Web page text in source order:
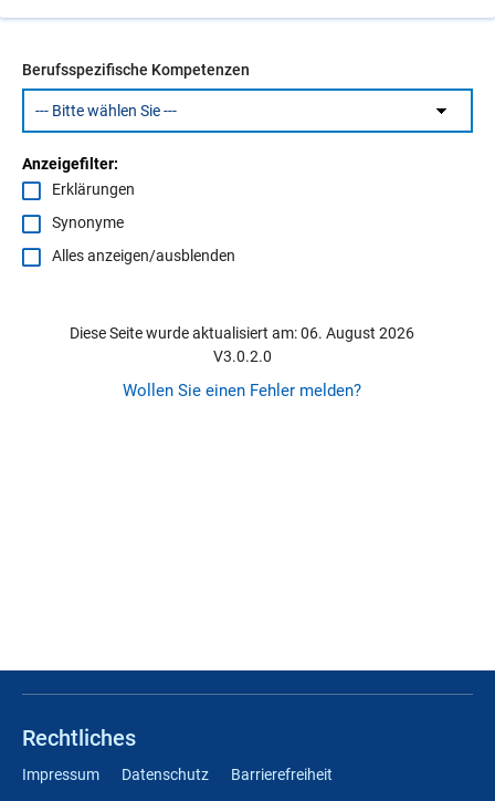
Berufsspezifische Kompetenzen
Anzeigefilter:
Erklärungen
Synonyme
Alles anzeigen/ausblenden
Diese Seite wurde aktualisiert am: 06. August 2026
V3.0.2.0
Wollen Sie einen Fehler melden?
Rechtliches
Impressum Datenschutz Barrierefreiheit